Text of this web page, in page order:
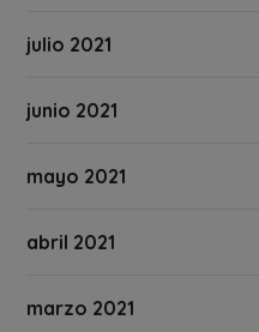
julio 2021
junio 2021
mayo 2021
abril 2021
marzo 2021